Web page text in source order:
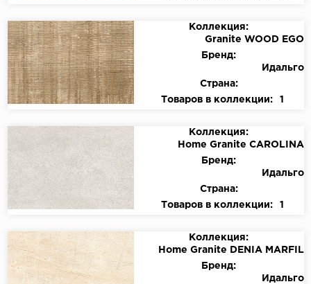
Коллекция:
Granite WOOD EGO
Бренд:
Идальго
Страна:
Товаров в коллекции:
1
Коллекция:
Home Granite CAROLINA
Бренд:
Идальго
Страна:
Товаров в коллекции:
1
Коллекция:
Home Granite DENIA MARFIL
Бренд:
Идальго